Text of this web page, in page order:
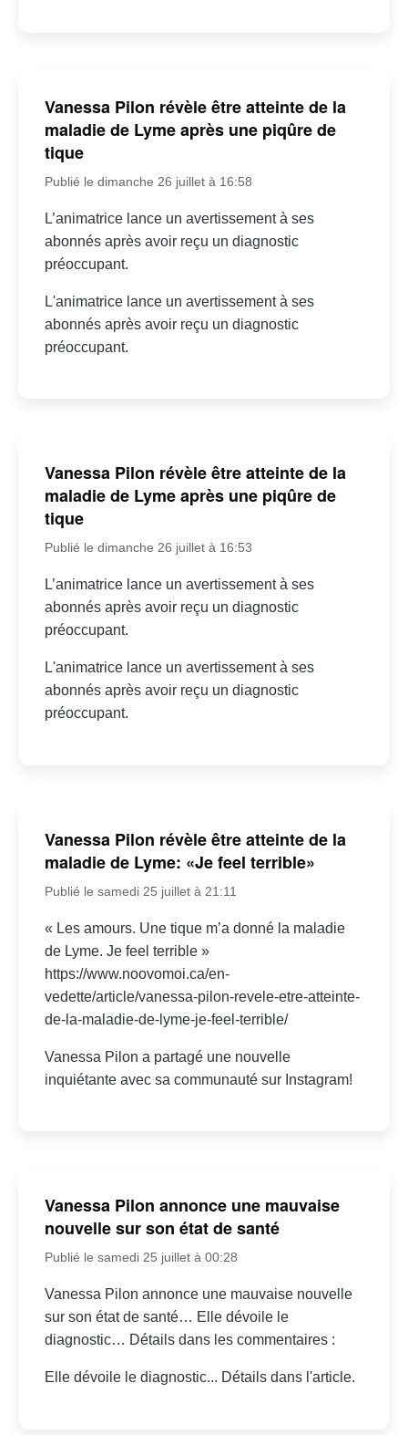
Vanessa Pilon révèle être atteinte de la
maladie de Lyme après une piqûre de
tique
Publié le dimanche 26 juillet à 16:58
L’animatrice lance un avertissement à ses
abonnés après avoir reçu un diagnostic
préoccupant.
L'animatrice lance un avertissement à ses
abonnés après avoir reçu un diagnostic
préoccupant.
Vanessa Pilon révèle être atteinte de la
maladie de Lyme après une piqûre de
tique
Publié le dimanche 26 juillet à 16:53
L’animatrice lance un avertissement à ses
abonnés après avoir reçu un diagnostic
préoccupant.
L'animatrice lance un avertissement à ses
abonnés après avoir reçu un diagnostic
préoccupant.
Vanessa Pilon révèle être atteinte de la
maladie de Lyme: «Je feel terrible»
Publié le samedi 25 juillet à 21:11
« Les amours. Une tique m’a donné la maladie
de Lyme. Je feel terrible »
https://www.noovomoi.ca/en-
vedette/article/vanessa-pilon-revele-etre-atteinte-
de-la-maladie-de-lyme-je-feel-terrible/
Vanessa Pilon a partagé une nouvelle
inquiétante avec sa communauté sur Instagram!
Vanessa Pilon annonce une mauvaise
nouvelle sur son état de santé
Publié le samedi 25 juillet à 00:28
Vanessa Pilon annonce une mauvaise nouvelle
sur son état de santé… Elle dévoile le
diagnostic… Détails dans les commentaires :
Elle dévoile le diagnostic... Détails dans l'article.